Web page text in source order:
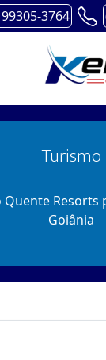
3764
Turismo
Quente
Goiânia